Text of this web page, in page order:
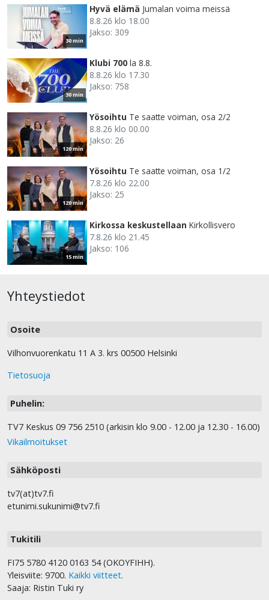
30 min
Hyvä elämä Jumalan voima meissä
8.8.26 klo 18.00
Jakso: 309
30 min
Klubi 700 la 8.8.
8.8.26 klo 17.30
Jakso: 758
120 min
Yösoihtu Te saatte voiman, osa 2/2
8.8.26 klo 00.00
Jakso: 26
120 min
Yösoihtu Te saatte voiman, osa 1/2
7.8.26 klo 22.00
Jakso: 25
15 min
Kirkossa keskustellaan Kirkollisvero
7.8.26 klo 21.45
Jakso: 106
Yhteystiedot
Osoite
Vilhonvuorenkatu 11 A 3. krs 00500 Helsinki
Tietosuoja
Puhelin:
TV7 Keskus 09 756 2510 (arkisin klo 9.00 - 12.00 ja 12.30 - 16.00)
Vikailmoitukset
Sähköposti
tv7(at)tv7.fi
etunimi.sukunimi@tv7.fi
Tukitili
FI75 5780 4120 0163 54 (OKOYFIHH).
Yleisviite: 9700. Kaikki viitteet.
Saaja: Ristin Tuki ry